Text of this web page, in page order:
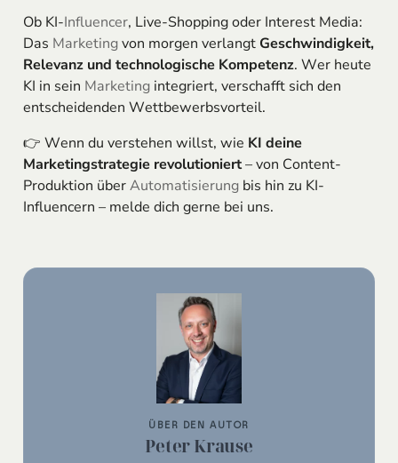
Ob KI-Influencer, Live-Shopping oder Interest Media:
Das Marketingvon morgen verlangt Geschwindigkeit,
Relevanz und technologische Kompetenz. Wer heute
KI in sein Marketingintegriert, verschafft sich den
entscheidenden Wettbewerbsvorteil.
👉 Wenn du verstehen willst, wie KI deine
Marketingstrategie revolutioniert– von Content-
Produktion überAutomatisierungbis hin zu KI-
Influencern – melde dich gerne bei uns.
ÜBER DEN AUTOR
Peter Krause